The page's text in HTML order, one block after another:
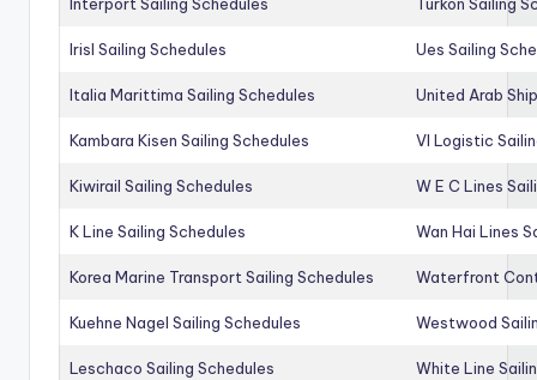
Irisl Sailing Schedules Ues Sailing
Italia Marittima Sailing Schedules United Arab
Kambara Kisen Sailing Schedules Vl Logistic
Kiwirail Sailing Schedules W E C Lines
K Line Sailing Schedules Wan Hai Lines
Korea Marine Transport Sailing Schedules Waterfront
Kuehne Nagel Sailing Schedules Westwood
Leschaco Sailing Schedules White Line